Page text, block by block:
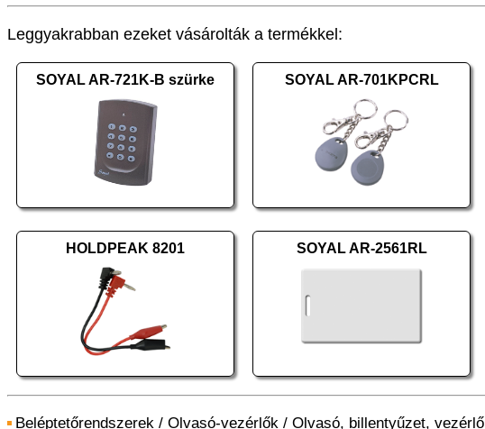
Leggyakrabban ezeket vásárolták a termékkel:
SOYAL AR-721K-B szürke SOYAL AR-701KPCRL
HOLDPEAK 8201 SOYAL AR-2561RL
Beléptetőrendszerek / Olvasó-vezérlők / Olvasó, billentyűzet, vezérlő